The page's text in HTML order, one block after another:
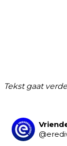
Tekst gaat
@